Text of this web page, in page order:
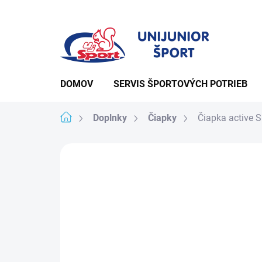
DOMOV SERVIS ŠPORTOVÝCH POTRIEB
DomovDoplnky Čiapky Čiapka active